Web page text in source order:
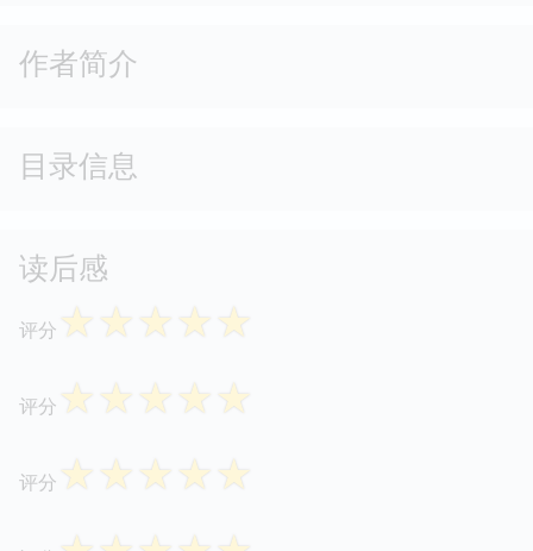
作者简介
目录信息
读后感
评分 ☆☆☆☆☆
评分 ☆☆☆☆☆
评分 ☆☆☆☆☆